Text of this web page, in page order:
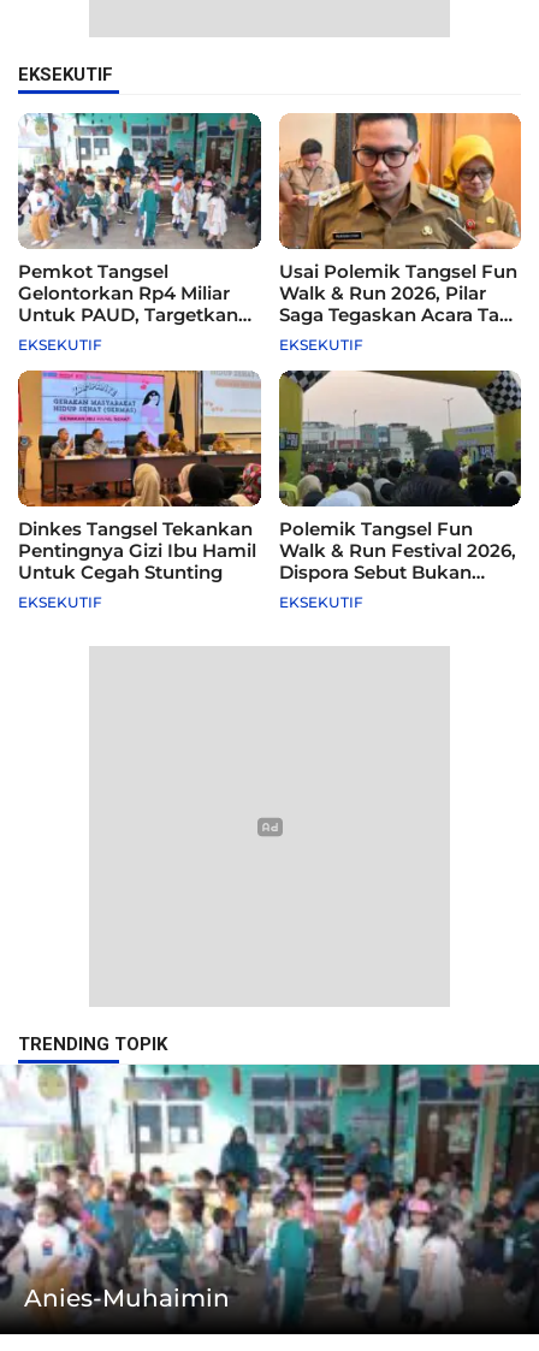
EKSEKUTIF
Pemkot Tangsel
Gelontorkan Rp4 Miliar
Untuk PAUD, Targetkan
115 Sekolah
EKSEKUTIF
Usai Polemik Tangsel Fun
Walk & Run 2026, Pilar
Saga Tegaskan Acara Tak
Difasilitasi Pemkot
EKSEKUTIF
Dinkes Tangsel Tekankan
Pentingnya Gizi Ibu Hamil
Untuk Cegah Stunting
EKSEKUTIF
Polemik Tangsel Fun
Walk & Run Festival 2026,
Dispora Sebut Bukan
Agenda Pemkot
EKSEKUTIF
TRENDING TOPIK
Anies-Muhaimin